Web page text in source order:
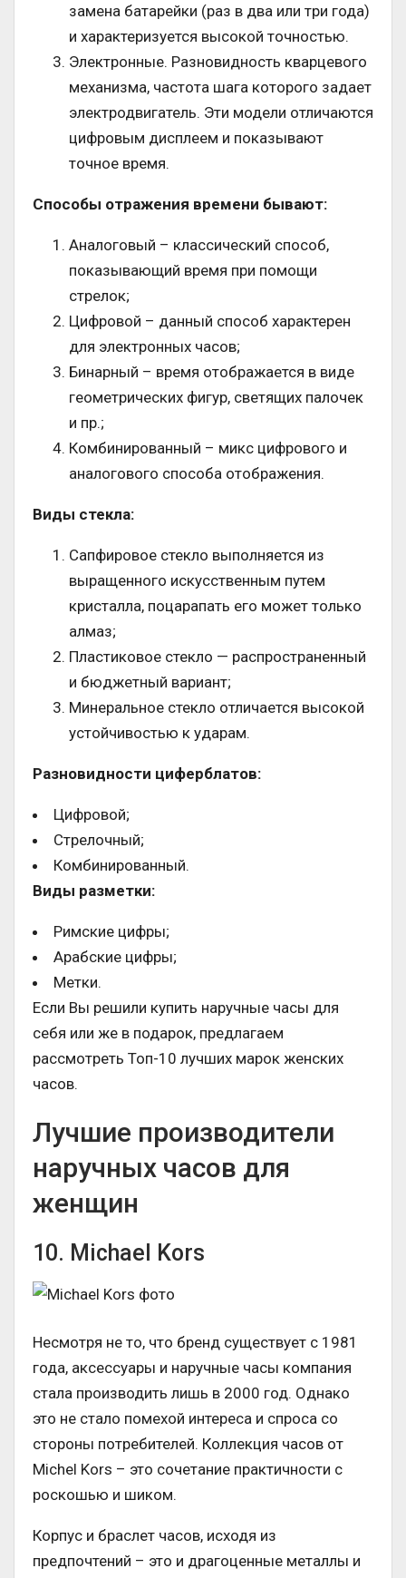
замена батарейки (раз в два или три года)
и характеризуется высокой точностью.
Электронные. Разновидность кварцевого
механизма, частота шага которого задает
электродвигатель. Эти модели отличаются
цифровым дисплеем и показывают
точное время.
Способы отражения времени бывают:
Аналоговый – классический способ,
показывающий время при помощи
стрелок;
Цифровой – данный способ характерен
для электронных часов;
Бинарный – время отображается в виде
геометрических фигур, светящих палочек
и пр.;
Комбинированный – микс цифрового и
аналогового способа отображения.
Виды стекла:
Сапфировое стекло выполняется из
выращенного искусственным путем
кристалла, поцарапать его может только
алмаз;
Пластиковое стекло — распространенный
и бюджетный вариант;
Минеральное стекло отличается высокой
устойчивостью к ударам.
Разновидности циферблатов:
Цифровой;
Стрелочный;
Комбинированный.
Виды разметки:
Римские цифры;
Арабские цифры;
Метки.
Если Вы решили купить наручные часы для
себя или же в подарок, предлагаем
рассмотреть Топ-10 лучших марок женских
часов.
Лучшие производители
наручных часов для
женщин
10. Michael Kors
Несмотря не то, что бренд существует с 1981
года, аксессуары и наручные часы компания
стала производить лишь в 2000 год. Однако
это не стало помехой интереса и спроса со
стороны потребителей. Коллекция часов от
Michel Kors – это сочетание практичности с
роскошью и шиком.
Корпус и браслет часов, исходя из
предпочтений – это и драгоценные металлы и